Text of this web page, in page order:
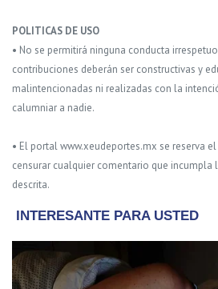
POLITICAS DE USO
• No se permitirá ninguna conducta
contribuciones deberán ser constructivas y
malintencionadas ni realizadas con la
calumniar a nadie.
• El portal www.xeudeportes.mx se reserva
censurar cualquier comentario que incumpla
descrita.